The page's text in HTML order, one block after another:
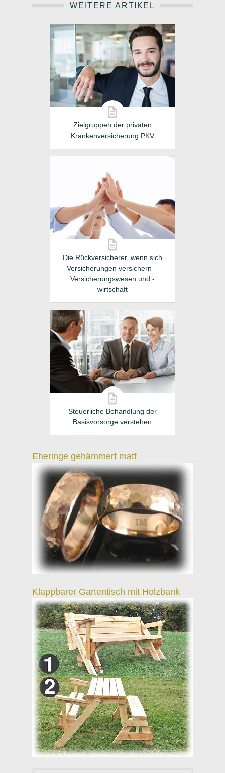
WEITERE ARTIKEL
Zielgruppen der privaten
Krankenversicherung PKV
Die Rückversicherer, wenn sich
Versicherungen versichern –
Versicherungswesen und -
wirtschaft
Steuerliche Behandlung der
Basisvorsorge verstehen
Eheringe gehämmert matt
Klappbarer Gartentisch mit Holzbank